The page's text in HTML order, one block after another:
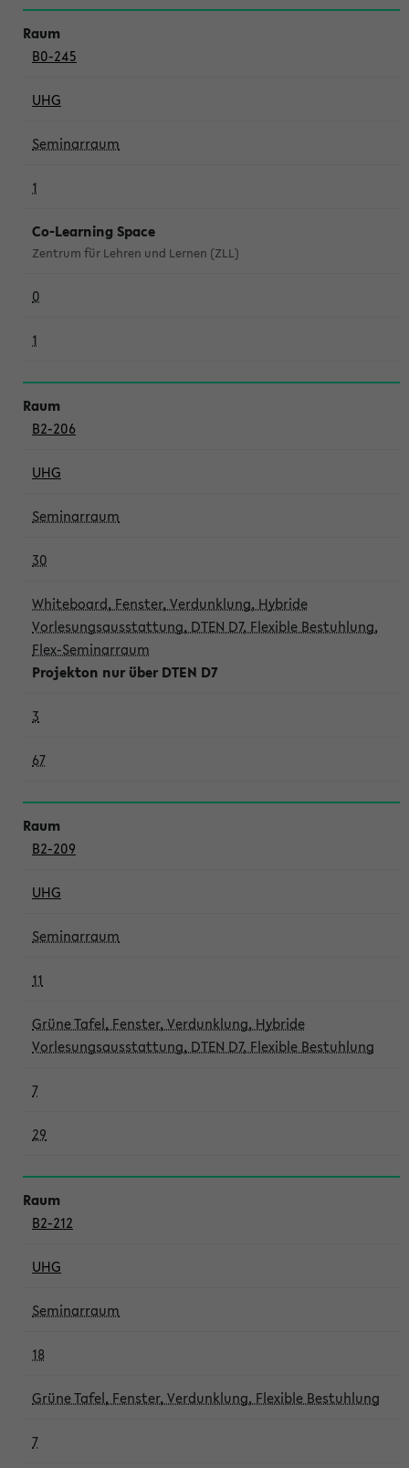
B0-245
UHG
Seminarraum
1
Co-Learning Space
Zentrum für Lehren und Lernen (ZLL)
0
1
B2-206
UHG
Seminarraum
30
Whiteboard, Fenster, Verdunklung, Hybride
Vorlesungsausstattung, DTEN D7, Flexible Bestuhlung,
Flex-Seminarraum
Projekton nur über DTEN D7
3
67
B2-209
UHG
Seminarraum
11
Grüne Tafel, Fenster, Verdunklung, Hybride
Vorlesungsausstattung, DTEN D7, Flexible Bestuhlung
7
29
B2-212
UHG
Seminarraum
18
Grüne Tafel, Fenster, Verdunklung, Flexible Bestuhlung
7